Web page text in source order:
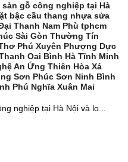
gỗ công nghiệp tại Hà
bậc cầu thang nhựa sửa
Thanh Nam Phù tphcm
Sài Gòn Thường Tín
Phú Xuyên Phượng Dực
Oai Bình Hà Tĩnh Minh
An Ứng Thiên Hòa Xá
Sơn Phúc Sơn Ninh Bình
Phú Nghĩa Xuân Mai
nghiệp tại Hà Nội và lo...